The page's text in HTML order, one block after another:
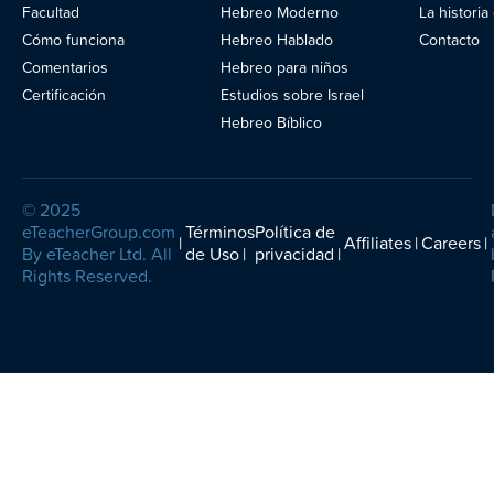
Facultad
Cómo funciona
Comentarios
Certificación
Hebreo Moderno
Hebreo Hablado
Hebreo para niños
Estudios sobre Israel
Hebreo Bíblico
La
Contacto
© 2025
eTeacherGroup.com
By eTeacher Ltd. All
Rights Reserved.
Términos
de Uso
Política de
privacidad Affiliates Careers